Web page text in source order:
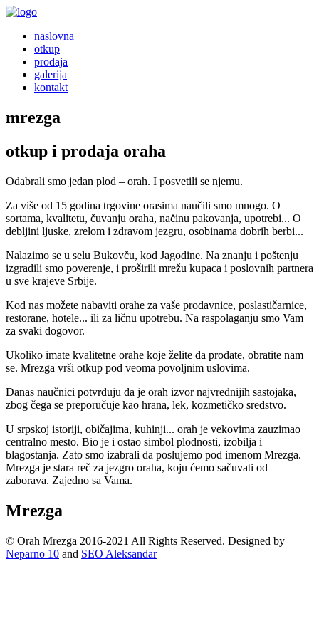
naslovna
otkup
prodaja
galerija
kontakt
mrezga
otkup i prodaja oraha
Odabrali smo jedan plod – orah. I posvetili se njemu.
Za više od 15 godina trgovine orasima naučili smo mnogo. O
sortama, kvalitetu, čuvanju oraha, načinu pakovanja, upotrebi... O
debljini ljuske, zrelom i zdravom jezgru, osobinama dobrih berbi...
Nalazimo se u selu Bukovču, kod Jagodine. Na znanju i poštenju
izgradili smo poverenje, i proširili mrežu kupaca i poslovnih partnera
u sve krajeve Srbije.
Kod nas možete nabaviti orahe za vaše prodavnice, poslastičarnice,
restorane, hotele... ili za ličnu upotrebu. Na raspolaganju smo Vam
za svaki dogovor.
Ukoliko imate kvalitetne orahe koje želite da prodate, obratite nam
se. Mrezga vrši otkup pod veoma povoljnim uslovima.
Danas naučnici potvrđuju da je orah izvor najvrednijih sastojaka,
zbog čega se preporučuje kao hrana, lek, kozmetičko sredstvo.
U srpskoj istoriji, običajima, kuhinji... orah je vekovima zauzimao
centralno mesto. Bio je i ostao simbol plodnosti, izobilja i
blagostanja. Zato smo izabrali da poslujemo pod imenom Mrezga.
Mrezga je stara reč za jezgro oraha, koju ćemo sačuvati od
zaborava. Zajedno sa Vama.
Mrezga
© Orah Mrezga 2016-2021 All Rights Reserved. Designed by
Neparno 10 and SEO Aleksandar